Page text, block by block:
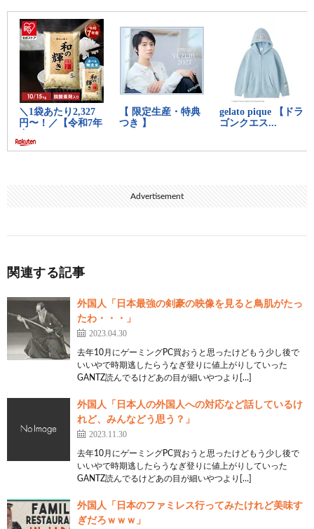
Advertisement
関連する記事
外国人「日本最強の剣豪の映像を見ると鳥肌がたっ
たわ・・・」
2023.04.30
去年10月にゲーミングPC買おうと思ったけどもう少し後で
いいやで時期逃したらうなぎ登りに値上がりしていった
GANTZ読んでるけどあの目が細いやつより[…]
外国人「日本人の外国人への対応など話しているけ
れど、みんなどう思う？」
2023.11.30
去年10月にゲーミングPC買おうと思ったけどもう少し後で
いいやで時期逃したらうなぎ登りに値上がりしていった
GANTZ読んでるけどあの目が細いやつより[…]
外国人「日本のファミレス行ってみたけれど美味す
ぎだろｗｗｗ」